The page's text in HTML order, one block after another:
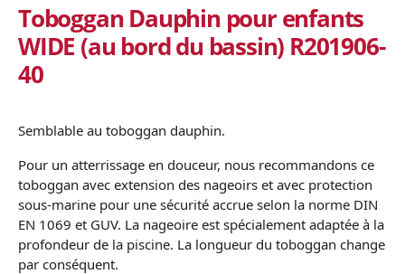
Toboggan Dauphin pour enfants
WIDE (au bord du bassin) R201906-
40
Semblable au toboggan dauphin.
Pour un atterrissage en douceur, nous recommandons ce
toboggan avec extension des nageoirs et avec protection
sous-marine pour une sécurité accrue selon la norme DIN
EN 1069 et GUV. La nageoire est spécialement adaptée à la
profondeur de la piscine. La longueur du toboggan change
par conséquent.